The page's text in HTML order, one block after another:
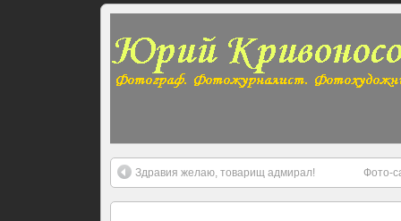
Здравия желаю, товарищ адмирал! Фото-